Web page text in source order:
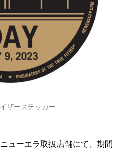
ザーステッカー
ューエラ取扱店舗にて、期間